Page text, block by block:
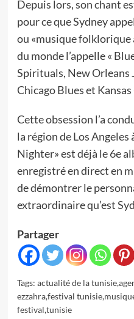
Depuis lors, son chant
pour ce que Sydney
ou «musique folklorique
du monde l’appelle «
Spirituals, New Orleans
Chicago Blues et Kansas
Cette obsession l’a
la région de Los Angeles
Nighter» est déjà le 6e
enregistré en direct en
de démontrer le
extraordinaire qu’est
Partager
Tags: actualité de la tunisie,
ezzahra,festival tunisie,
festival,tunisie